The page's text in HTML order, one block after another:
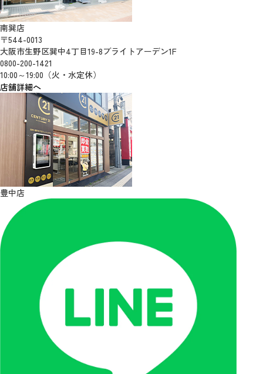
南巽店
〒544-0013
大阪市生野区巽中4丁目19-8ブライトアーデン1F
0800-200-1421
10:00～19:00（火・水定休）
店舗詳細へ
豊中店